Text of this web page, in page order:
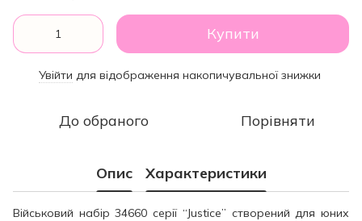
Купити
Увійти для відображення накопичувальної знижки
До обраного Порівняти
Опис Характеристики
Військовий набір 34660 серії “Justice” створений для юних